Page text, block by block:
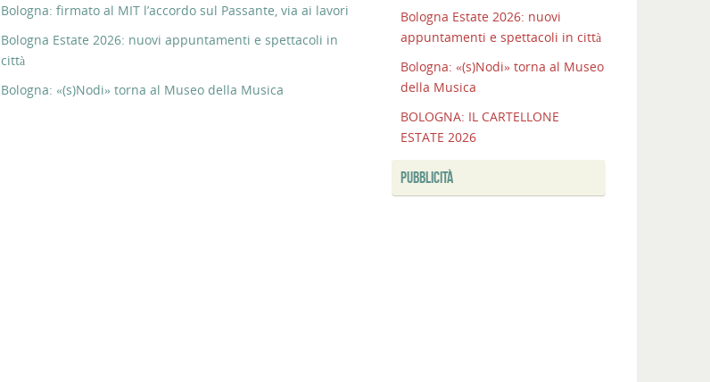
Bologna: firmato al MIT l’accordo sul Passante, via ai lavori
Bologna Estate 2026: nuovi appuntamenti e spettacoli in
città
Bologna: «(s)Nodi» torna al Museo della Musica
Bologna Estate 2026: nuovi
appuntamenti e spettacoli in città
Bologna: «(s)Nodi» torna al Museo
della Musica
BOLOGNA: IL CARTELLONE
ESTATE 2026
PUBBLICITÀ